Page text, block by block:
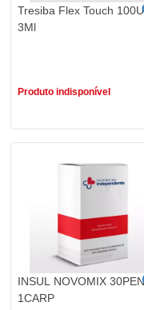
Tresiba Flex Touch
3Ml
Produto indisponível
INSUL NOVOMIX
1CARP